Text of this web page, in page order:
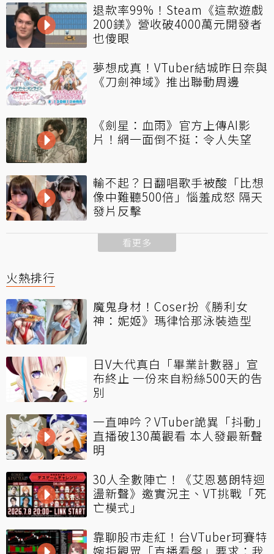
退款率99%！Steam《這款遊戲
200鎂》營收破4000萬元開發者
也傻眼
夢想成真！VTuber結城昨日奈與
《刀劍神域》推出聯動周邊
《劍星：血雨》官方上傳AI影
片！網一面倒不挺：令人失望
輸不起？日翻唱歌手被酸「比想
像中難聽500倍」惱羞成怒 隔天
發片反擊
看更多
火熱排行
魔鬼身材！Coser扮《勝利女
神：妮姬》瑪律恰那泳裝造型
日V大代真白「畢業計數器」宣
布終止 一份來自粉絲500天的告
別
一直呻吟？VTuber詭異「抖動」
直播破130萬觀看 本人發最新聲
明
30人全數陣亡！《艾恩葛朗特迴
盪新聲》邀實況主、VT挑戰「死
亡模式」
靠聊股市走紅！台VTuber珂賽特
婉拒觀眾「直播看盤」要求：我